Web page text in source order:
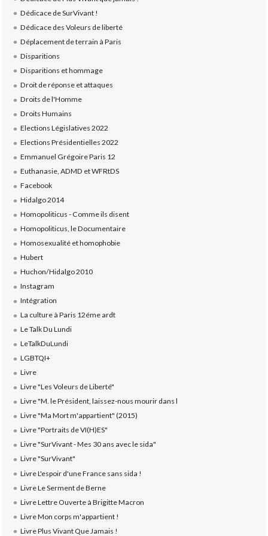
Dédicace de SurVivant !
Dédicace des Voleurs de liberté
Déplacement de terrain à Paris
Disparitions
Disparitions et hommage
Droit de réponse et attaques
Droits de l'Homme
Droits Humains
Elections Législatives 2022
Elections Présidentielles 2022
Emmanuel Grégoire Paris 12
Euthanasie, ADMD et WFRtDS
Facebook
Hidalgo 2014
Homopoliticus - Comme ils disent
Homopoliticus, le Documentaire
Homosexualité et homophobie
Hubert
Huchon/Hidalgo 2010
Instagram
Intégration
La culture à Paris 12éme ardt
Le Talk Du Lundi
LeTalkDuLundi
LGBTQI+
Livre
Livre "Les Voleurs de Liberté"
Livre "M. le Président, laissez-nous mourir dans l
Livre "Ma Mort m'appartient" (2015)
Livre "Portraits de VI(H)ES"
Livre "SurVivant - Mes 30 ans avec le sida"
Livre "SurVivant"
Livre L'espoir d'une France sans sida !
Livre Le Serment de Berne
Livre Lettre Ouverte à Brigitte Macron
Livre Mon corps m'appartient !
Livre Plus Vivant Que Jamais !